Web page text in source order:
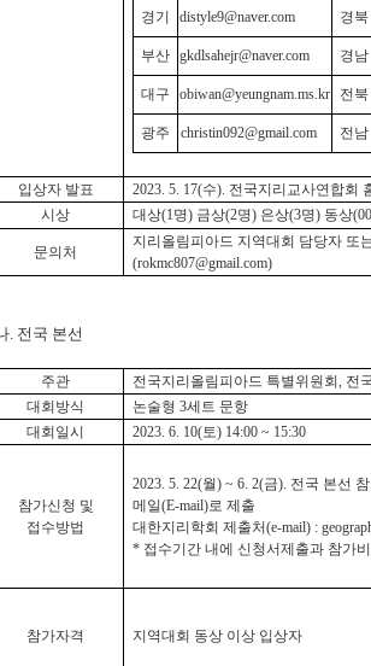
경기 distyle9@naver.com 경북
부산 gkdlsahejr@naver.com 경남
대구 obiwan@yeungnam.ms.kr 전북
광주 christin092@gmail.com 전남
입상자 발표 2023. 5. 17(수). 전국지리교사연합회
시상
대상(1 명) 금상(2명) 은상(3명) 동상(00
문의처
지리올림피아드 지역대회 담당자 또
(rokmc807@gmail.com)
전국 본선
주관 전국지리올림피아드 특별위원회 전
대회방식
논술형 3세트 문항
대회일시
2023. 6. 10(토) 14:00 ~ 15:30
참가신청 및
접수방법
2023. 5. 22(월) ~ 6. 2(금). 전국 본선
메일(E-mail)로 제출
대한지리학회 제출처(e-mail) :
* 접수기간 내에 신청서제출과 참가
참가자격 지역대회 동상 이상 입상자